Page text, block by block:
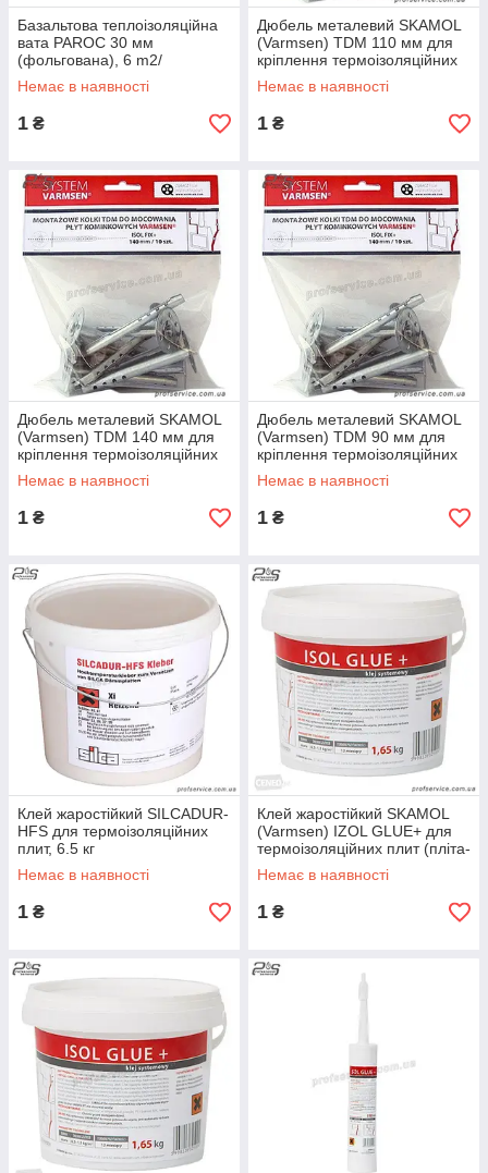
Базальтова теплоізоляційна
вата PAROC 30 мм
(фольгована), 6 m2/
паковання
Немає в наявності
1 ₴
Дюбель металевий SKAMOL
(Varmsen) TDM 110 мм для
кріплення термоізоляційних
плит (пліта-пол)
Немає в наявності
1 ₴
Дюбель металевий SKAMOL
(Varmsen) TDM 140 мм для
кріплення термоізоляційних
плит (пліта-пол)
Немає в наявності
1 ₴
Дюбель металевий SKAMOL
(Varmsen) TDM 90 мм для
кріплення термоізоляційних
плит (пліта-пол)
Немає в наявності
1 ₴
Клей жаростійкий SILCADUR-
HFS для термоізоляційних
плит, 6.5 кг
Немає в наявності
1 ₴
Клей жаростійкий SKAMOL
(Varmsen) IZOL GLUE+ для
термоізоляційних плит (пліта-
плита), 1.65 кг
Немає в наявності
1 ₴